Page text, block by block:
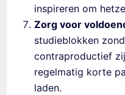
inspireren om
Zorg voor
studieblokken
contraproductief
regelmatig korte
laden.